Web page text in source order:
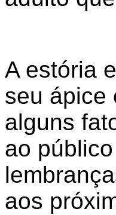
A estória
seu ápice
alguns
ao
aos